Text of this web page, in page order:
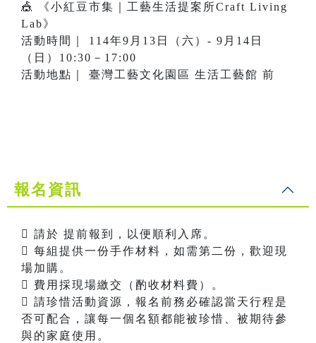
🎪 《小紅豆市集｜工藝生活提案所Craft Living
Lab》
活動時間｜ 114年9月13日（六）- 9月14日
（日）10:30－17:00
活動地點｜ 臺灣工藝文化園區 生活工藝館 前
報名資訊
 請於 提前報到，以便順利入席。
 每組提供一份手作材料，如需第二份，歡迎現
場加購。
 費用採現場繳交（酌收材料費）。
 請珍惜活動資源，報名前務必確認當天行程是
否可配合，讓每一個名額都能被珍惜、被期待參
與的家庭使用。